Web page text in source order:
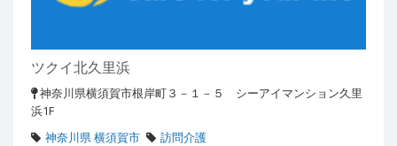
ツクイ北久里浜
神奈川県横須賀市根岸町３－１－５ シーアイマンション久里
浜1F
神奈川県 横須賀市
訪問介護